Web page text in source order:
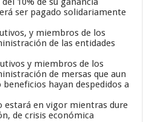
ser pagado solidariamente
y miembros de los
de las entidades
y miembros de los
de mersas que aun
hayan despedidos a
estará en vigor mientras dure
de crisis económica